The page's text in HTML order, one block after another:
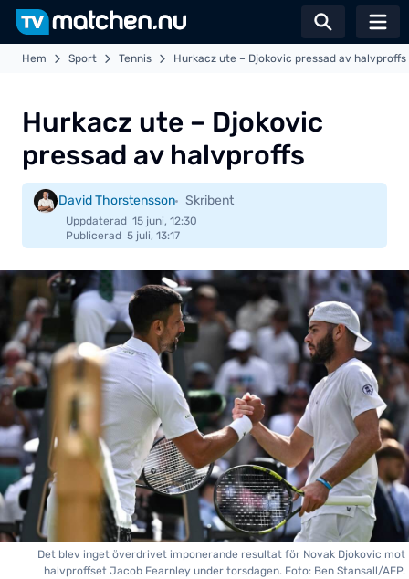
Växla
Hem Sport Tennis Hurkacz ute – Djokovic pressad av halvproffs
Hurkacz ute – Djokovic
pressad av halvproffs
David Thorstensson Skribent
Uppdaterad 15 juni, 12:30
Publicerad 5 juli, 13:17
Det blev inget överdrivet imponerande resultat för Novak Djokovic mot
halvproffset Jacob Fearnley under torsdagen. Foto: Ben Stansall/AFP.